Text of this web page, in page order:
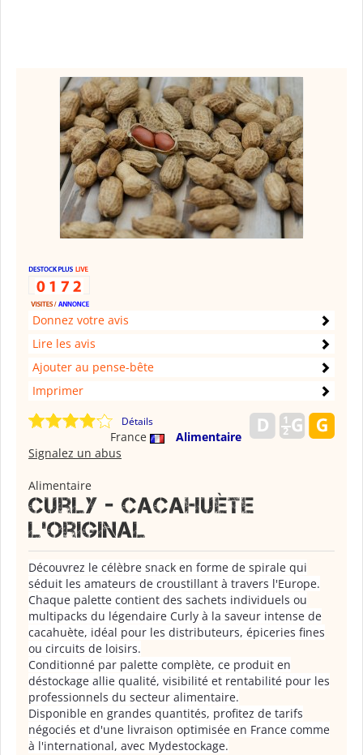
Donnez votre avis
Lire les avis
Ajouter au pense-bête
Imprimer
Détails
France
Alimentaire
Signalez un abus
Alimentaire
Curly - cacahuète
l'original
Découvrez le célèbre snack en forme de spirale qui
séduit les amateurs de croustillant à travers l'Europe.
Chaque palette contient des sachets individuels ou
multipacks du légendaire Curly à la saveur intense de
cacahuète, idéal pour les distributeurs, épiceries fines
ou circuits de loisirs.
Conditionné par palette complète, ce produit en
déstockage allie qualité, visibilité et rentabilité pour les
professionnels du secteur alimentaire.
Disponible en grandes quantités, profitez de tarifs
négociés et d'une livraison optimisée en France comme
à l'international, avec Mydestockage.